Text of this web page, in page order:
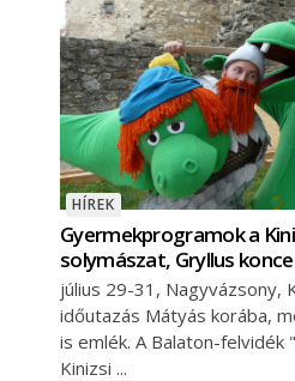
HÍREK
Gyermekprogramok a
solymászat, Gryllus
július 29-31, Nagyvázsony,
időutazás Mátyás korába,
is emlék. A Balaton-felvidék
Kinizsi